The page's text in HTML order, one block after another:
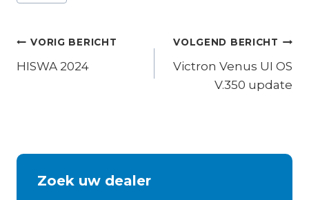
Bericht
navigatie
VORIG BERICHT
HISWA 2024
VOLGEND BERICHT
Victron Venus UI OS
V.350 update
Zoek uw dealer